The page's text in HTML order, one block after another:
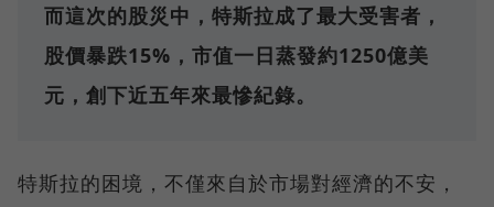
而這次的股災中，特斯拉成了最大受害者，
股價暴跌15%，市值一日蒸發約1250億美
元，創下近五年來最慘紀錄。
特斯拉的困境，不僅來自於市場對經濟的不安，